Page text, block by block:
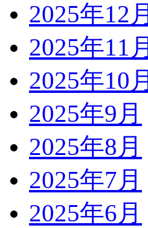
2025年12月
2025年11月
2025年10月
2025年9月
2025年8月
2025年7月
2025年6月